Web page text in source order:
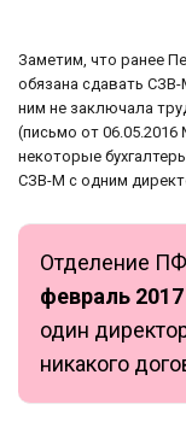
Заметим, что ранее
обязана сдавать
ним не заключала
(письмо от
некоторые
СЗВ-М с одним
Отделение
февраль 2017
один
никакого